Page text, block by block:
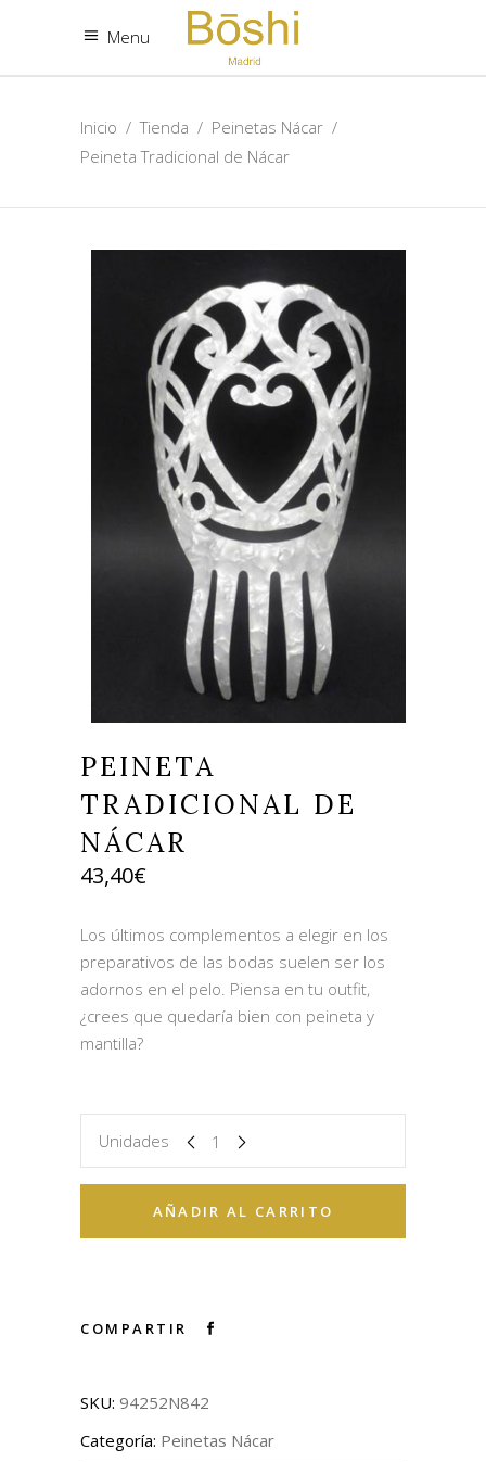
Menu
Inicio /Tienda / Peinetas Nácar /
Peineta Tradicional de Nácar
PEINETA
TRADICIONAL DE
NÁCAR
43,40€
Los últimos complementos a elegir en los
preparativos de las bodas suelen ser los
adornos en el pelo. Piensa en tu outfit,
¿crees que quedaría bien con peineta y
mantilla?
Unidades
AÑADIR AL CARRITO
COMPARTIR
SKU: 94252N842
Categoría: Peinetas Nácar